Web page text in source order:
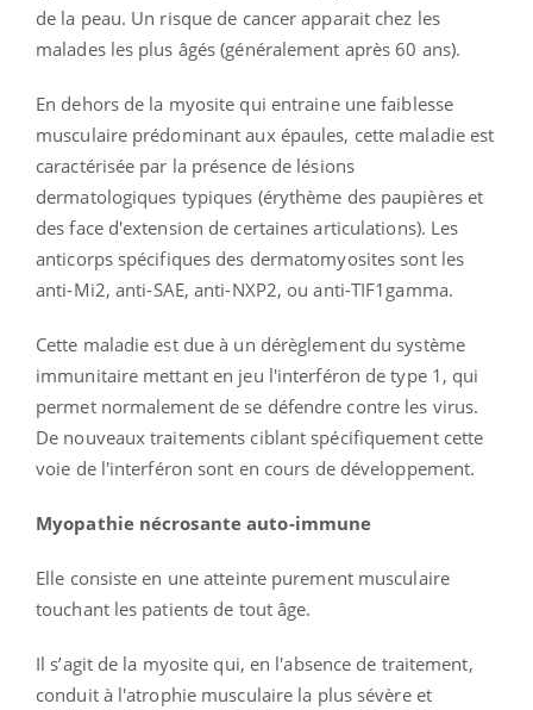
de la peau. Un risque de cancer apparait chez les
malades les plus âgés (généralement après 60 ans).
En dehors de la myosite qui entraine une faiblesse
musculaire prédominant aux épaules, cette maladie est
caractérisée par la présence de lésions
dermatologiques typiques (érythème des paupières et
des face d'extension de certaines articulations). Les
anticorps spécifiques des dermatomyosites sont les
anti-Mi2, anti-SAE, anti-NXP2, ou anti-TIF1gamma.
Cette maladie est due à un dérèglement du système
immunitaire mettant en jeu l'interféron de type 1, qui
permet normalement de se défendre contre les virus.
De nouveaux traitements ciblant spécifiquement cette
voie de l'interféron sont en cours de développement.
Myopathie nécrosante auto-immune
Elle consiste en une atteinte purement musculaire
touchant les patients de tout âge.
Il s’agit de la myosite qui, en l'absence de traitement,
conduit à l'atrophie musculaire la plus sévère et